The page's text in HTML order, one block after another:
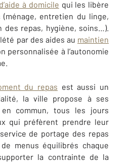
à domicile qui les libère
entretien du linge,
des repas, hygiène, soins…).
par des aides au maintien
personnalisée à l’autonomie
du repas est aussi un
la ville propose à ses
commun, tous les jours
qui préfèrent prendre leur
de portage des repas
menus équilibrés chaque
la contrainte de la